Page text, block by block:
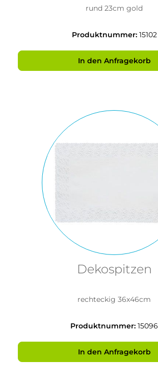
rund 23cm gold
Produktnummer: 15102
In den Anfragekorb
Dekospitzen
rechteckig 36x46cm
Produktnummer: 15096
In den Anfragekorb